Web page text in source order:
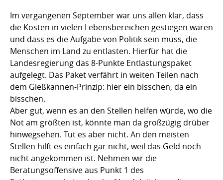
Im vergangenen September war uns allen klar, dass
die Kosten in vielen Lebensbereichen gestiegen waren
und dass es die Aufgabe von Politik sein muss, die
Menschen im Land zu entlasten. Hierfür hat die
Landesregierung das 8-Punkte Entlastungspaket
aufgelegt. Das Paket verfährt in weiten Teilen nach
dem Gießkannen-Prinzip: hier ein bisschen, da ein
bisschen.
Aber gut, wenn es an den Stellen helfen würde, wo die
Not am größten ist, könnte man da großzügig drüber
hinwegsehen. Tut es aber nicht. An den meisten
Stellen hilft es einfach gar nicht, weil das Geld noch
nicht angekommen ist. Nehmen wir die
Beratungsoffensive aus Punkt 1 des